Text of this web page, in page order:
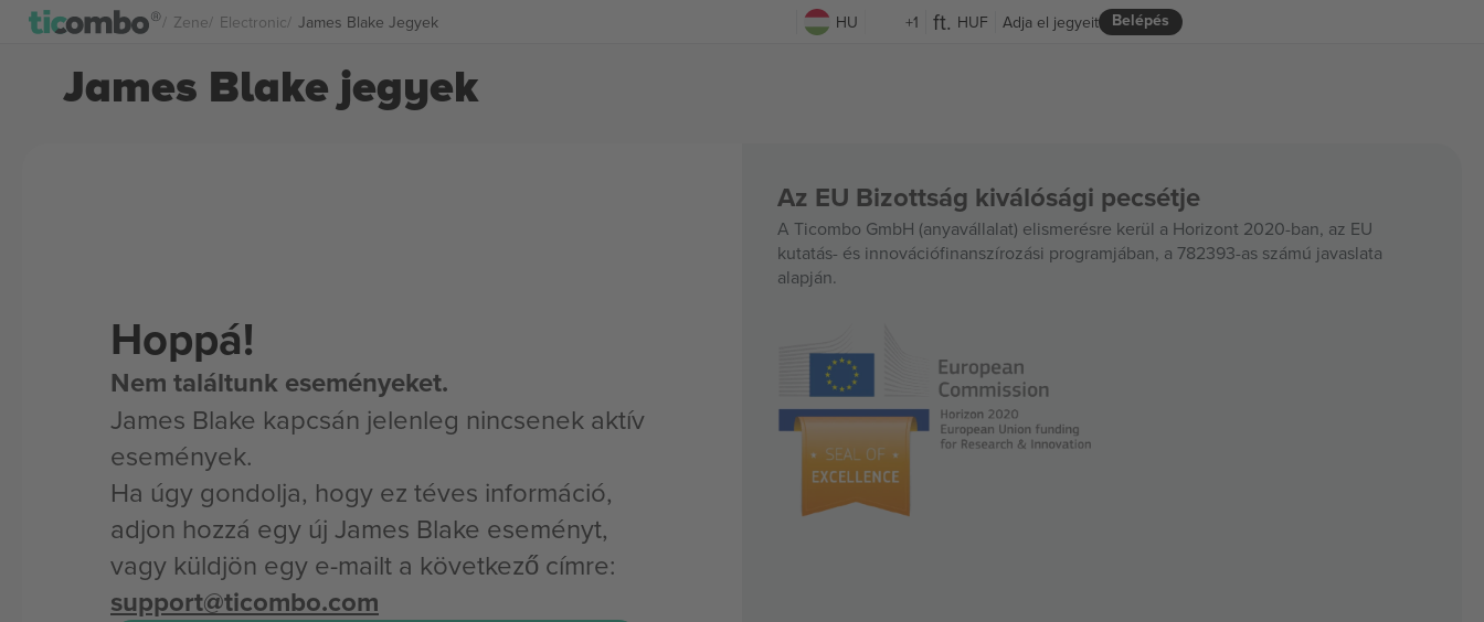
Zene Electronic James Blake Jegyek HU +1 HUF Belépés
Adja el jegyeit
James Blake jegyek
Hoppá!
Nem találtunk eseményeket.
James Blake kapcsán jelenleg nincsenek aktív
események.
Ha úgy gondolja, hogy ez téves információ,
adjon hozzá egy új James Blake eseményt,
vagy küldjön egy e-mailt a következő címre:
support@ticombo.com
Az EU Bizottság kiválósági pecsétje
A Ticombo GmbH (anyavállalat) elismerésre kerül a Horizont 2020-ban, az EU
kutatás- és innovációfinanszírozási programjában, a 782393-as számú javaslata
alapján.